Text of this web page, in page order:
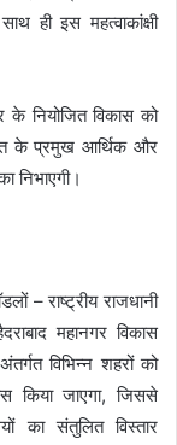
ही इस महत्वाकांक्षी
के नियोजित विकास को
के प्रमुख आर्थिक और
निभाएगी।
– राष्ट्रीय राजधानी
महानगर विकास
विभिन्न शहरों को
किया जाएगा, जिससे
का संतुलित विस्तार